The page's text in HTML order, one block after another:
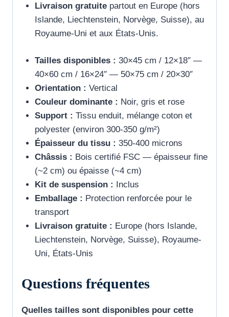
Livraison gratuitepartout en Europe (hors
Islande, Liechtenstein, Norvège, Suisse), au
Royaume-Uni et aux États-Unis.
Tailles disponibles : 30×45 cm / 12×18″ —
40×60 cm / 16×24″ — 50×75 cm / 20×30″
Orientation : Vertical
Couleur dominante : Noir, gris et rose
Support : Tissu enduit, mélange coton et
polyester (environ 300-350 g/m²)
Épaisseur du tissu : 350-400 microns
Châssis : Bois certifié FSC — épaisseur fine
(~2 cm) ou épaisse (~4 cm)
Kit de suspension : Inclus
Emballage : Protection renforcée pour le
transport
Livraison gratuite : Europe (hors Islande,
Liechtenstein, Norvège, Suisse), Royaume-
Uni, États-Unis
Questions fréquentes
Quelles tailles sont disponibles pour cette